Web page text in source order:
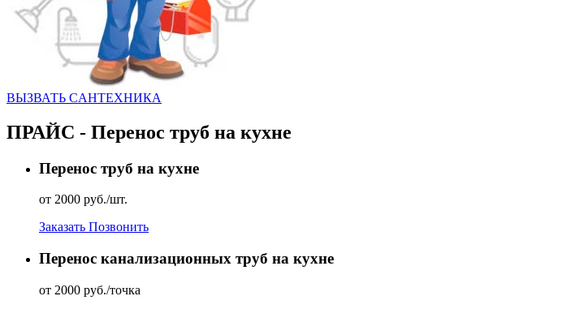
ВЫЗВАТЬ CАНТЕХНИКА
ПРАЙС - Перенос труб на кухне
Перенос труб на кухне
от 2000 руб./шт.
Заказать Позвонить
Перенос канализационных труб на кухне
от 2000 руб./точка